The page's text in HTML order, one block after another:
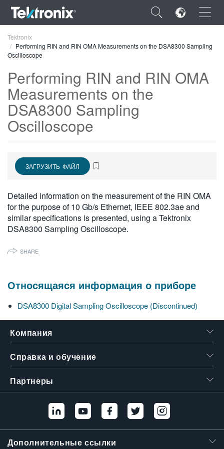
×
ENGLISH
FRANÇAIS
VIỆT NAM
简体中文
日本語
한국어
繁體中文
Tektronix
Performing RIN and RIN OMA Measurements on the DSA8300 Sampling
Oscilloscope
Performing RIN and RIN OMA
Measurements on the
DSA8300 Sampling
Oscilloscope
ЗАГРУЗИТЬ ФАЙЛ
Detailed information on the measurement of the RIN OMA
for the purpose of 10 Gb/s Ethernet, IEEE 802.3ae and
similar specifications is presented, using a Tektronix
DSA8300 Sampling Oscilloscope.
SHARE
Относящаяся информация о приборе
DSA8300 Digital Sampling Oscilloscope (Discontinued)
Компания
Справка и обучение
Партнеры
Дополнительные ссылки